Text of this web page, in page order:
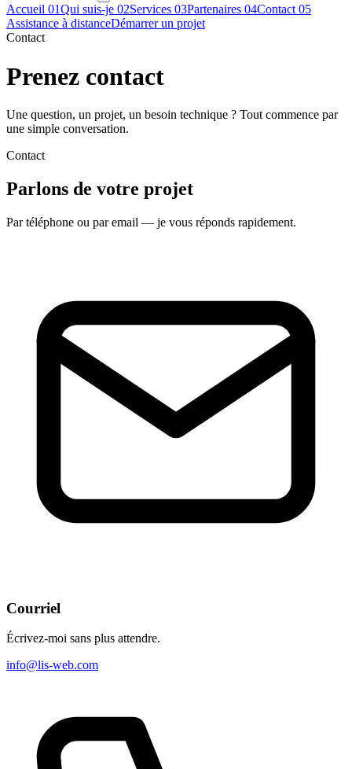
Accueil 01Qui suis-je 02Services 03Partenaires 04Contact 05
Assistance à distanceDémarrer un projet
Contact
Prenez contact
Une question, un projet, un besoin technique ? Tout commence par
une simple conversation.
Contact
Parlons de votre projet
Par téléphone ou par email — je vous réponds rapidement.
Courriel
Écrivez-moi sans plus attendre.
info@lis-web.com